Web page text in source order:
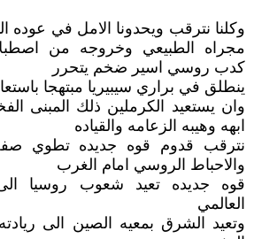
وكلنا نترقب ويحدونا الامل في عوده
مجراه الطبيعي وخروجه من
كدب روسي اسير ضخم يتحرر
ينطلق في براري سيبيريا مبتهجا
وان يستعيد الكرملين ذلك المبنى
ابهه وهيبه الزعامه والقياده
نترقب قدوم قوه جديده تطوي
والاحباط الروسي امام الغرب
قوه جديده تعيد شعوب روسيا
العالمي
وتعيد الشرق بمعيه الصين الى